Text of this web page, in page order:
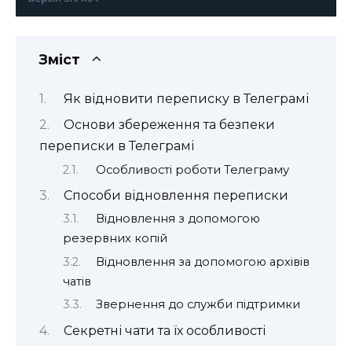
Зміст
Як відновити переписку в Телеграмі
Основи збереження та безпеки
переписки в Телеграмі
Особливості роботи Телеграму
Способи відновлення переписки
Відновлення з допомогою
резервних копій
Відновлення за допомогою архівів
чатів
Звернення до служби підтримки
Секретні чати та їх особливості